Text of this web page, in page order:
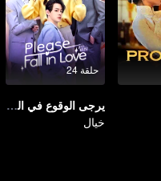
حلقة 24
يرجى الوقوع في الحب
خيال